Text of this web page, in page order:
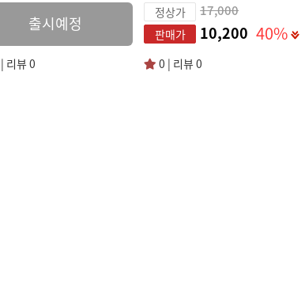
출시예정
리뷰 0
정상가
17,000
판매가 10,200 40%
0 | 리뷰 0